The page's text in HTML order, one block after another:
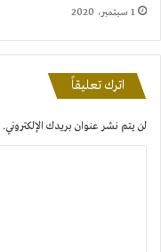
1 سبتمبر، 2020
اترك تعليقاً
لن يتم نشر عنوان بريدك الإلكتروني.